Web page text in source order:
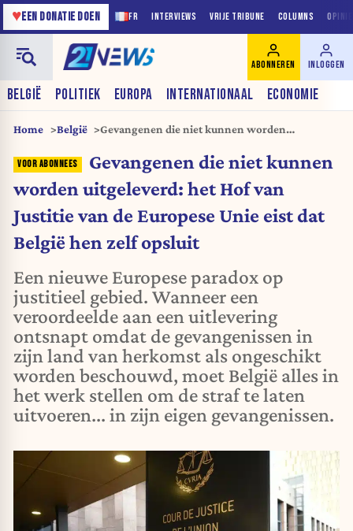
FR INTERVIEWS VRIJE TRIBUNE COLUMNS
♥EEN DONATIE DOEN
BELGIË POLITIEK EUROPA INTERNATIONAAL ECONOMIE
ABONNEREN INLOGGEN
Home België
Gevangenen die niet kunnen worden
Unie eist dat België hen zelf opsluit
Gevangenen die niet kunnen
worden uitgeleverd: het Hof van
Justitie van de Europese Unie eist dat
België hen zelf opsluit
Een nieuwe Europese paradox op
justitieel gebied. Wanneer een
veroordeelde aan een uitlevering
ontsnapt omdat de gevangenissen in
zijn land van herkomst als ongeschikt
worden beschouwd, moet België alles in
het werk stellen om de straf te laten
uitvoeren... in zijn eigen gevangenissen.